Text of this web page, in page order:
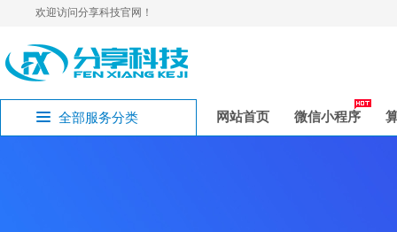
欢迎访问分享科技官网！
全部服务分类 网站首页 微信小程序